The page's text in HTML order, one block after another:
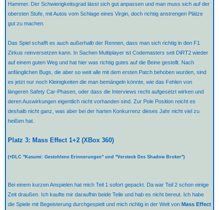
Hammer. Der Schwierigkeitsgrad lässt sich gut anpassen und man muss sich auf der
obersten Stufe, mit Autos vom Schlage eines Virgin, doch richtig anstrengen Plätze
gut zu machen.
Das Spiel schafft es auch außerhalb der Rennen, dass man sich richtig in den F1
Zirkus reinversetzen kann. In Sachen Multiplayer ist Codemasters seit DiRT2 wieder
auf einem guten Weg und hat hier was richtig gutes auf die Beine gestellt. Nach
anfänglichen Bugs, die aber so weit alle mit dem ersten Patch behoben wurden, sind
es jetzt nur noch Kleinigkeiten die man bemängeln könnte, wie das Fehlen von
längeren Safety Car-Phasen, oder dass die Interviews recht aufgesetzt wirken und
deren Auswirkungen eigentlich nicht vorhanden sind. Zur Pole Position reicht es
deshalb nicht ganz, was aber bei der harten Konkurrenz dieses Jahr nicht viel zu
heißen hat.
Platz 3: Mass Effect 1+2 (XBox 360)
(+DLC "Kasumi: Gestohlene Erinnerungen" und "Versteck Des Shadow Broker")
Bei einem kurzen Anspielen hat mich Teil 1 sofort gepackt. Da war Teil 2 schon einige
Zeit draußen. Ich kaufte mir daraufhin beide Teile und hab es nicht bereut. Ich habe
die Spiele mit Begeisterung durchgespielt und mich richtig in der Welt von Mass Effect